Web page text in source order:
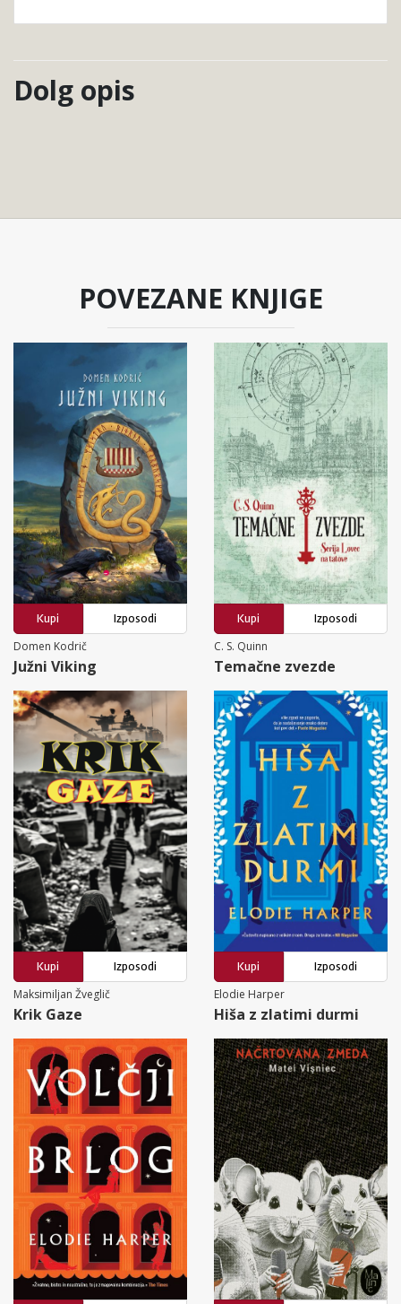
Dolg opis
POVEZANE KNJIGE
Kupi
Izposodi
Domen Kodrič
Južni Viking
Kupi
Izposodi
C. S. Quinn
Temačne zvezde
Kupi
Izposodi
Maksimiljan Žveglič
Krik Gaze
Kupi
Izposodi
Elodie Harper
Hiša z zlatimi durmi